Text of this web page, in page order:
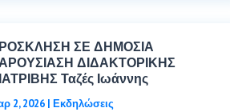
ΣΕ ΔΗΜΟΣΙΑ
ΔΙΔΑΚΤΟΡΙΚΗΣ
Ταζές Ιωάννης
2, 2026 |Εκδηλώσεις